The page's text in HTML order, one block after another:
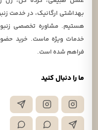
ما را دنبال کنید
بهداشتی ارگانیک، در خدمت
هستیم. مشاوره تخصصی
خدمات ویژه ماست. خرید
فراهم شده است.